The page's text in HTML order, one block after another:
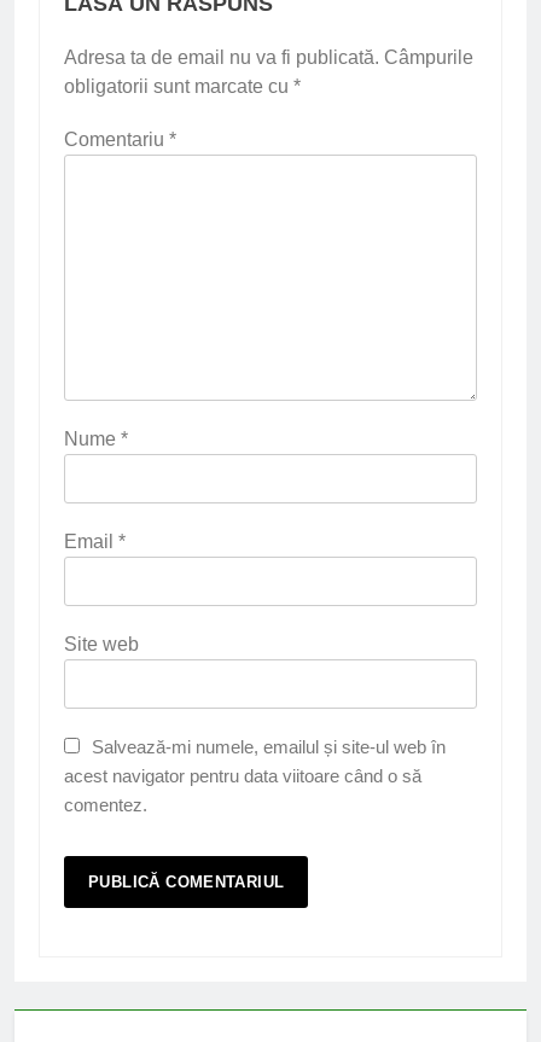
Adresa ta de email nu va fi publicată. Câmpurile
obligatorii sunt marcate cu *
Comentariu *
Nume *
Email *
Site web
Salvează-mi numele, emailul și site-ul web în
acest navigator pentru data viitoare când o să
comentez.